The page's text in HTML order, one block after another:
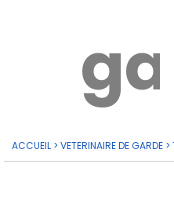
ACCUEIL > VETERINAIRE DE GARDE >